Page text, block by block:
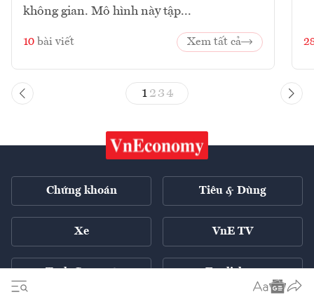
không gian. Mô hình này tập...
10 bài viết Xem tất cả
1 23 4
Chứng khoán Tiêu & Dùng
Xe VnE TV
Tech Connect English ++